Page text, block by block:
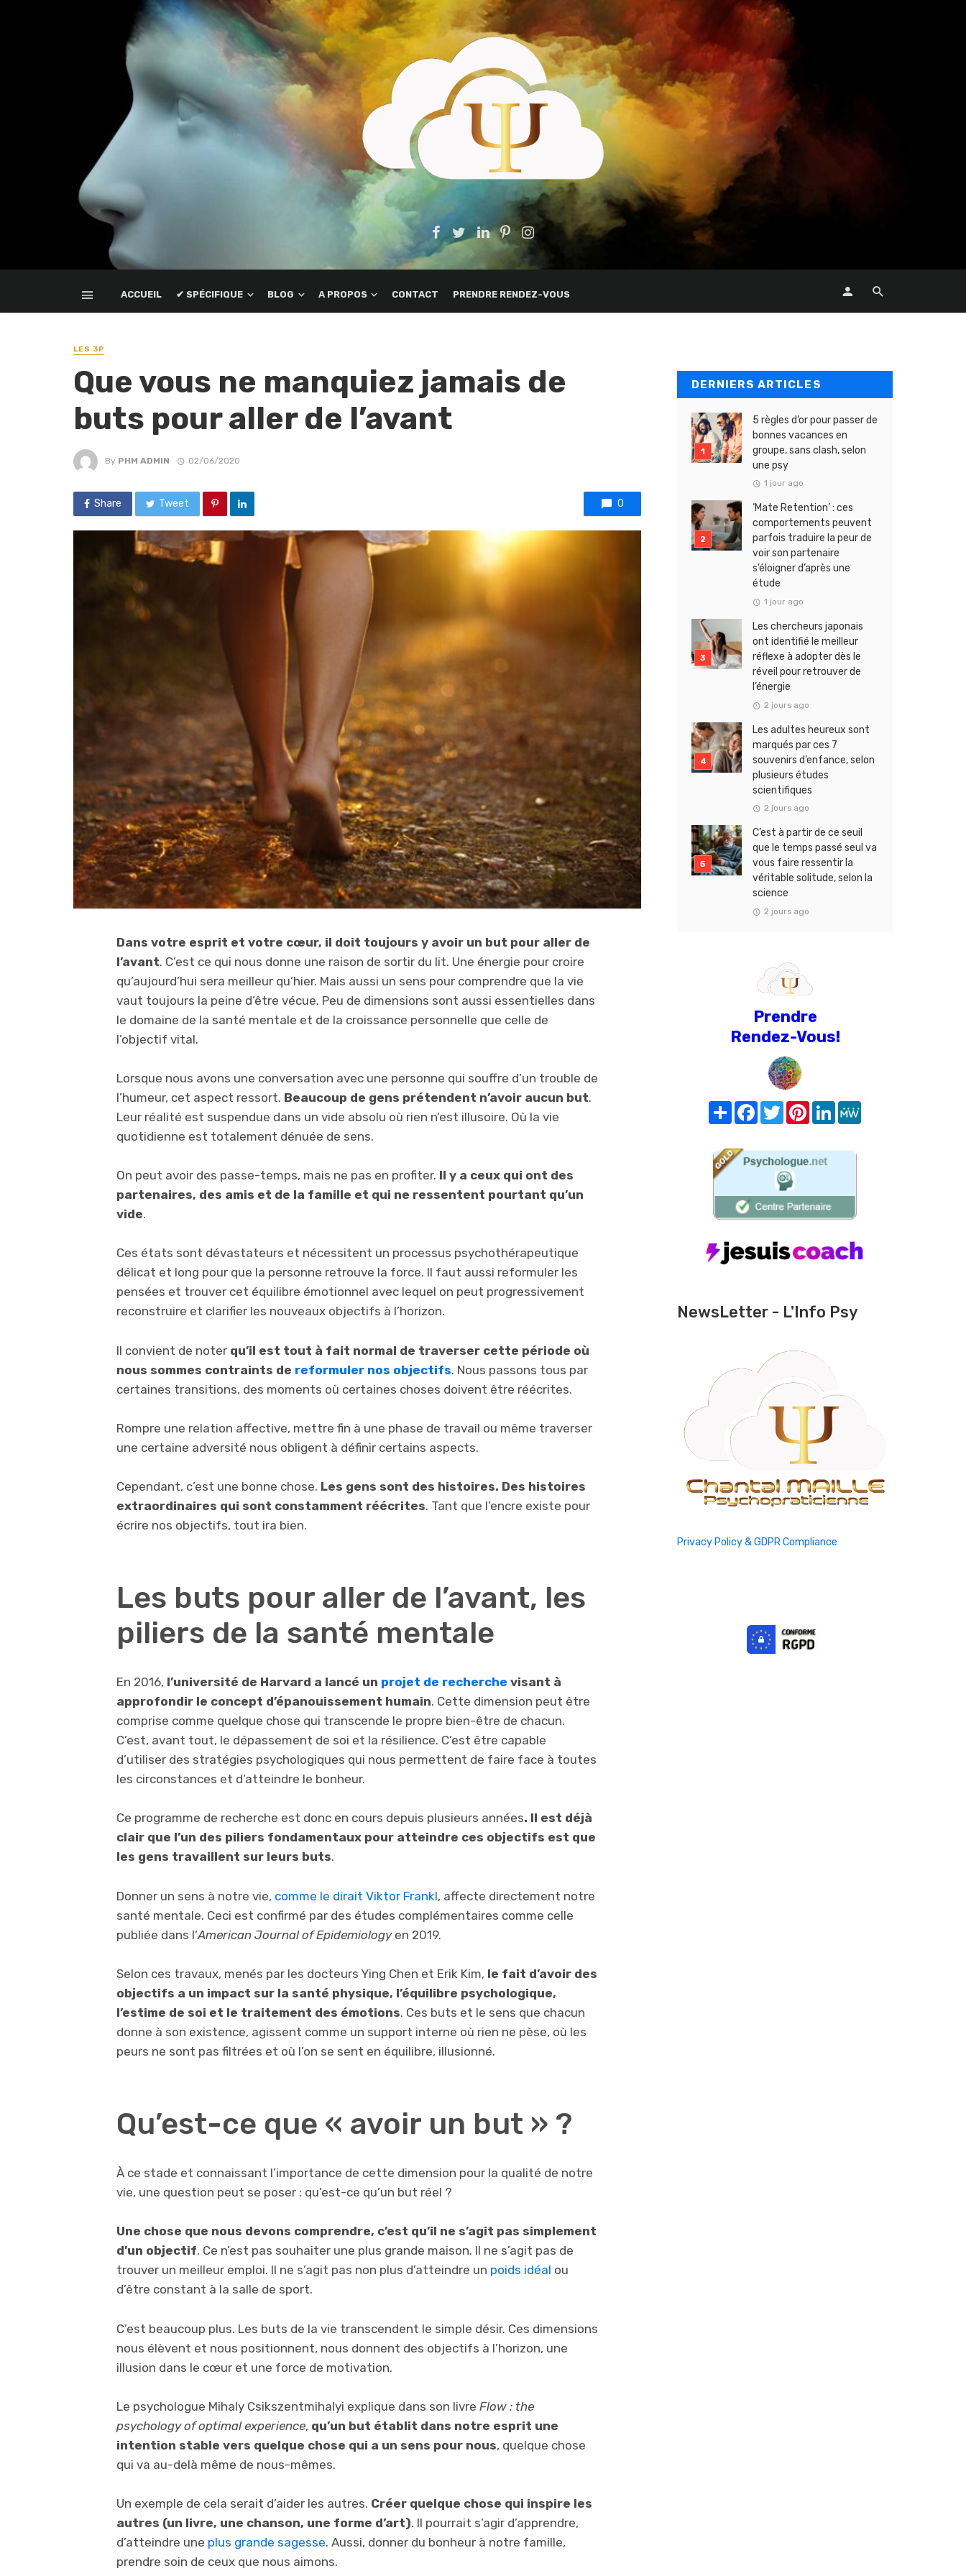
ACCUEIL ✔ SPÉCIFIQUE BLOG A PROPOS CONTACT PRENDRE RENDEZ-VOUS
LES 3P
Que vous ne manquiez jamais de
buts pour aller de l’avant
By PHM ADMIN 02/06/2020
Share Tweet 0
Dans votre esprit et votre cœur, il doit toujours y avoir un but pour aller de
l’avant. C’est ce qui nous donne une raison de sortir du lit. Une énergie pour croire
qu’aujourd’hui sera meilleur qu’hier. Mais aussi un sens pour comprendre que la vie
vaut toujours la peine d’être vécue. Peu de dimensions sont aussi essentielles dans
le domaine de la santé mentale et de la croissance personnelle que celle de
l’objectif vital.
Lorsque nous avons une conversation avec une personne qui souffre d’un trouble de
l’humeur, cet aspect ressort. Beaucoup de gens prétendent n’avoir aucun but.
Leur réalité est suspendue dans un vide absolu où rien n’est illusoire. Où la vie
quotidienne est totalement dénuée de sens.
On peut avoir des passe-temps, mais ne pas en profiter. Il y a ceux qui ont des
partenaires, des amis et de la famille et qui ne ressentent pourtant qu’un
vide.
Ces états sont dévastateurs et nécessitent un processus psychothérapeutique
délicat et long pour que la personne retrouve la force. Il faut aussi reformuler les
pensées et trouver cet équilibre émotionnel avec lequel on peut progressivement
reconstruire et clarifier les nouveaux objectifs à l’horizon.
Il convient de noter qu’il est tout à fait normal de traverser cette période où
nous sommes contraints de reformuler nos objectifs. Nous passons tous par
certaines transitions, des moments où certaines choses doivent être réécrites.
Rompre une relation affective, mettre fin à une phase de travail ou même traverser
une certaine adversité nous obligent à définir certains aspects.
Cependant, c’est une bonne chose. Les gens sont des histoires. Des histoires
extraordinaires qui sont constamment réécrites. Tant que l’encre existe pour
écrire nos objectifs, tout ira bien.
Les buts pour aller de l’avant, les
piliers de la santé mentale
En 2016, l’université de Harvard a lancé un projet de recherche visant à
approfondir le concept d’épanouissement humain. Cette dimension peut être
comprise comme quelque chose qui transcende le propre bien-être de chacun.
C’est, avant tout, le dépassement de soi et la résilience. C’est être capable
d’utiliser des stratégies psychologiques qui nous permettent de faire face à toutes
les circonstances et d’atteindre le bonheur.
Ce programme de recherche est donc en cours depuis plusieurs années. Il est déjà
clair que l’un des piliers fondamentaux pour atteindre ces objectifs est que
les gens travaillent sur leurs buts.
Donner un sens à notre vie, comme le dirait Viktor Frankl, affecte directement notre
santé mentale. Ceci est confirmé par des études complémentaires comme celle
publiée dans l’American Journal of Epidemiologyen 2019.
Selon ces travaux, menés par les docteurs Ying Chen et Erik Kim, le fait d’avoir des
objectifs a un impact sur la santé physique, l’équilibre psychologique,
l’estime de soi et le traitement des émotions. Ces buts et le sens que chacun
donne à son existence, agissent comme un support interne où rien ne pèse, où les
peurs ne sont pas filtrées et où l’on se sent en équilibre, illusionné.
Qu’est-ce que « avoir un but » ?
À ce stade et connaissant l’importance de cette dimension pour la qualité de notre
vie, une question peut se poser : qu’est-ce qu’un but réel ?
Une chose que nous devons comprendre, c’est qu’il ne s’agit pas simplement
d’un objectif. Ce n’est pas souhaiter une plus grande maison. Il ne s’agit pas de
trouver un meilleur emploi. Il ne s’agit pas non plus d’atteindre un poids idéal ou
d’être constant à la salle de sport.
C’est beaucoup plus. Les buts de la vie transcendent le simple désir. Ces dimensions
nous élèvent et nous positionnent, nous donnent des objectifs à l’horizon, une
illusion dans le cœur et une force de motivation.
Le psychologue Mihaly Csikszentmihalyi explique dans son livre Flow : the
psychology of optimal experience, qu’un but établit dans notre esprit une
intention stable vers quelque chose qui a un sens pour nous, quelque chose
qui va au-delà même de nous-mêmes.
Un exemple de cela serait d’aider les autres. Créer quelque chose qui inspire les
autres (un livre, une chanson, une forme d’art). Il pourrait s’agir d’apprendre,
d’atteindre une plus grande sagesse. Aussi, donner du bonheur à notre famille,
prendre soin de ceux que nous aimons.
DERNIERS ARTICLES
5 règles d’or pour passer de
bonnes vacances en
groupe, sans clash, selon
une psy
1 jour ago
‘Mate Retention’ : ces
comportements peuvent
parfois traduire la peur de
voir son partenaire
s’éloigner d’après une
étude
1 jour ago
Les chercheurs japonais
ont identifié le meilleur
réflexe à adopter dès le
réveil pour retrouver de
l’énergie
2 jours ago
Les adultes heureux sont
marqués par ces 7
souvenirs d’enfance, selon
plusieurs études
scientifiques
2 jours ago
C’est à partir de ce seuil
que le temps passé seul va
vous faire ressentir la
véritable solitude, selon la
science
2 jours ago
Prendre
Rendez-Vous!
Share FacebookTwitterPinterest
LinkedIn
NewsLetter - L'Info Psy
Privacy Policy & GDPR Compliance